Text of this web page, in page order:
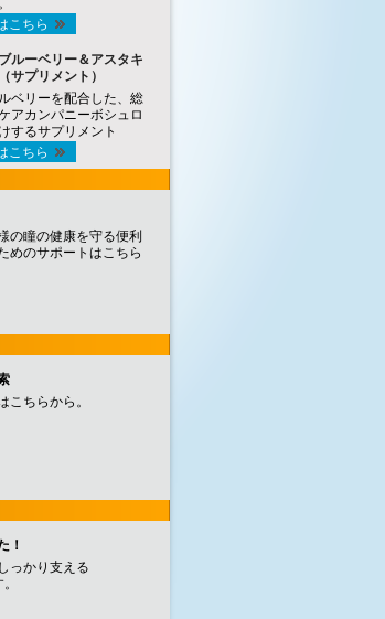
こちら
ルーベリー＆アスタキ
サプリメント）
ベリーを配合した、総
アカンパニーボシュロ
するサプリメント
こちら
の瞳の健康を守る便利
めのサポートはこちら
こちらから。
！
っかり支える